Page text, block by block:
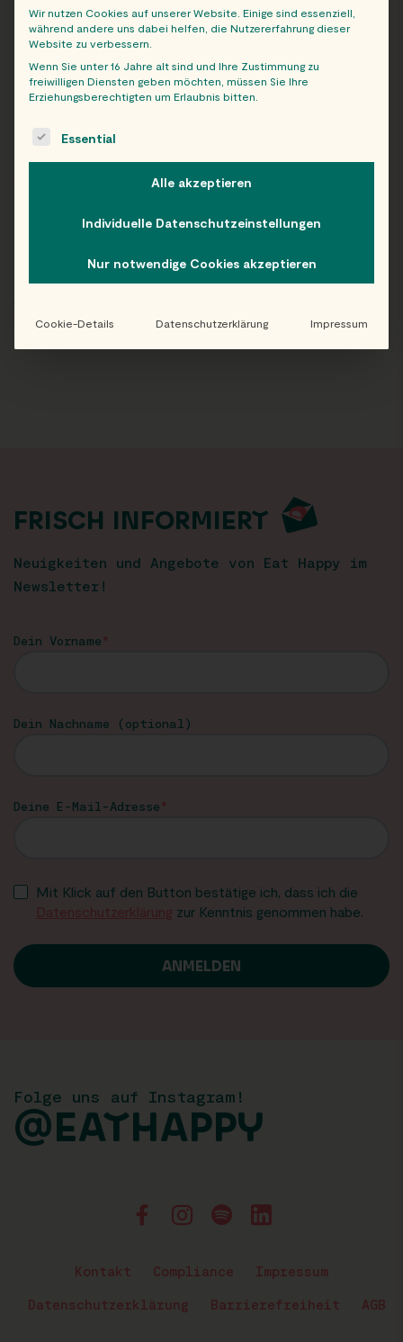
WIEN
FILTERS:
ARCHIV
1 2 »
FRISCH INFORMIERT
Neuigkeiten und Angebote von Eat Happy im
Newsletter!
Dein Vorname
Dein Nachname (optional)
Deine E-Mail-Adresse
Mit Klick auf den Button bestätige ich, dass ich die
Datenschutzerklärung zur Kenntnis genommen habe.
Folge uns auf Instagram!
@EATHAPPY
Kontakt Compliance Impressum
Datenschutzerklärung Barrierefreiheit AGB
Wir nutzen Cookies auf unserer Website. Einige sind essenziell,
während andere uns dabei helfen, die Nutzererfahrung dieser
Website zu verbessern.
Wenn Sie unter 16 Jahre alt sind und Ihre Zustimmung zu
freiwilligen Diensten geben möchten, müssen Sie Ihre
Erziehungsberechtigten um Erlaubnis bitten.
The following is a list of service groups for which consent
Essential
Alle akzeptieren
Individuelle Datenschutzeinstellungen
Nur notwendige Cookies akzeptieren
Cookie-Details Datenschutzerklärung Impressum